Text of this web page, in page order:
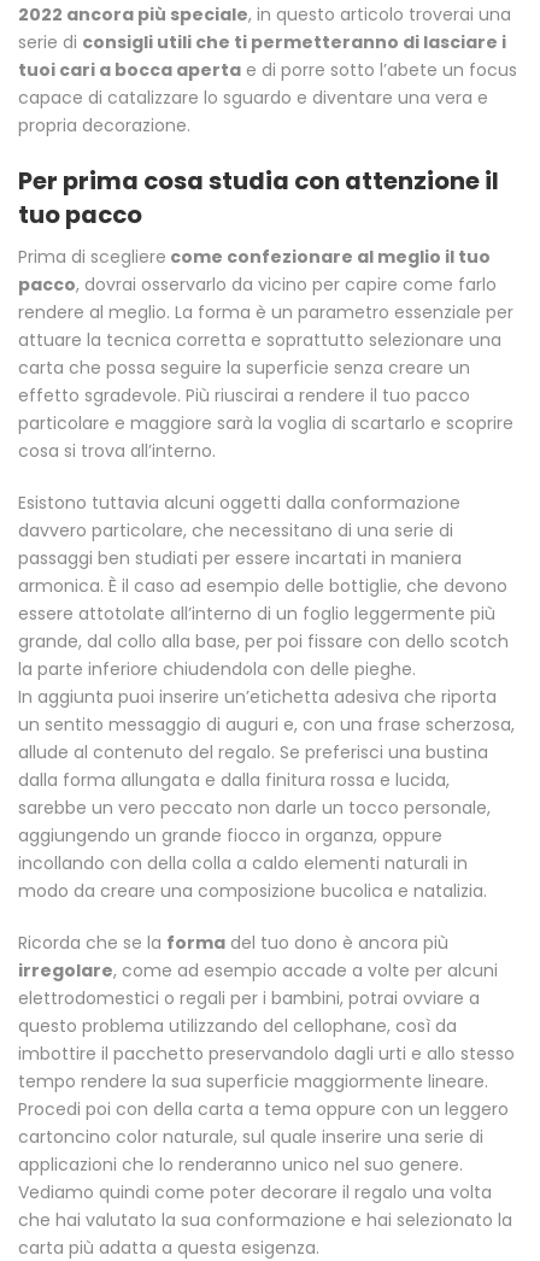
2022 ancora più speciale, in questo articolo troverai una
serie di consigli utili che ti permetteranno di lasciare i
tuoi cari a bocca aperta e di porre sotto l’abete un focus
capace di catalizzare lo sguardo e diventare una vera e
propria decorazione.
Per prima cosa studia con attenzione il
tuo pacco
Prima di scegliere come confezionare al meglio il tuo
pacco, dovrai osservarlo da vicino per capire come farlo
rendere al meglio. La forma è un parametro essenziale per
attuare la tecnica corretta e soprattutto selezionare una
carta che possa seguire la superficie senza creare un
effetto sgradevole. Più riuscirai a rendere il tuo pacco
particolare e maggiore sarà la voglia di scartarlo e scoprire
cosa si trova all’interno.
Esistono tuttavia alcuni oggetti dalla conformazione
davvero particolare, che necessitano di una serie di
passaggi ben studiati per essere incartati in maniera
armonica. È il caso ad esempio delle bottiglie, che devono
essere attotolate all’interno di un foglio leggermente più
grande, dal collo alla base, per poi fissare con dello scotch
la parte inferiore chiudendola con delle pieghe.
In aggiunta puoi inserire un’etichetta adesiva che riporta
un sentito messaggio di auguri e, con una frase scherzosa,
allude al contenuto del regalo. Se preferisci una bustina
dalla forma allungata e dalla finitura rossa e lucida,
sarebbe un vero peccato non darle un tocco personale,
aggiungendo un grande fiocco in organza, oppure
incollando con della colla a caldo elementi naturali in
modo da creare una composizione bucolica e natalizia.
Ricorda che se la forma del tuo dono è ancora più
irregolare, come ad esempio accade a volte per alcuni
elettrodomestici o regali per i bambini, potrai ovviare a
questo problema utilizzando del cellophane, così da
imbottire il pacchetto preservandolo dagli urti e allo stesso
tempo rendere la sua superficie maggiormente lineare.
Procedi poi con della carta a tema oppure con un leggero
cartoncino color naturale, sul quale inserire una serie di
applicazioni che lo renderanno unico nel suo genere.
Vediamo quindi come poter decorare il regalo una volta
che hai valutato la sua conformazione e hai selezionato la
carta più adatta a questa esigenza.